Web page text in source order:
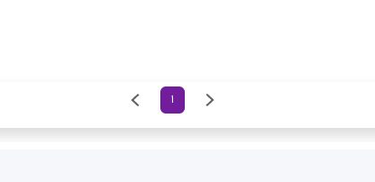
1